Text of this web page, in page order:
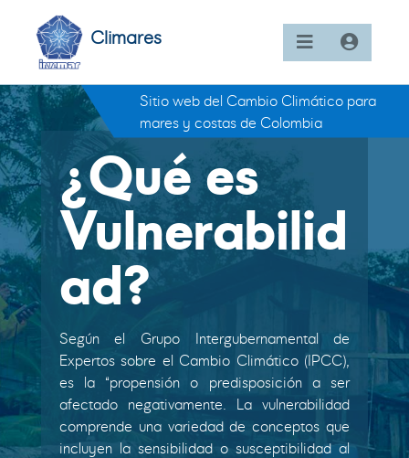
Climares
Sitio web del Cambio Climático para
mares y costas de Colombia
¿Qué es
Vulnerabilid
ad?
Según el Grupo Intergubernamental de
Expertos sobre el Cambio Climático (IPCC),
es la “propensión o predisposición a ser
afectado negativamente. La vulnerabilidad
comprende una variedad de conceptos que
incluyen la sensibilidad o susceptibilidad al